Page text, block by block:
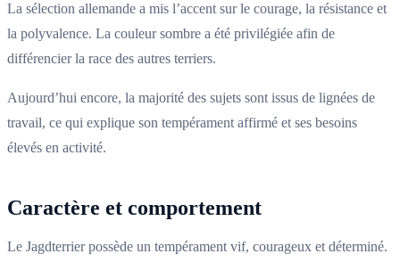
La sélection allemande a mis l’accent sur le courage, la résistance et
la polyvalence. La couleur sombre a été privilégiée afin de
différencier la race des autres terriers.
Aujourd’hui encore, la majorité des sujets sont issus de lignées de
travail, ce qui explique son tempérament affirmé et ses besoins
élevés en activité.
Caractère et comportement
Le Jagdterrier possède un tempérament vif, courageux et déterminé.